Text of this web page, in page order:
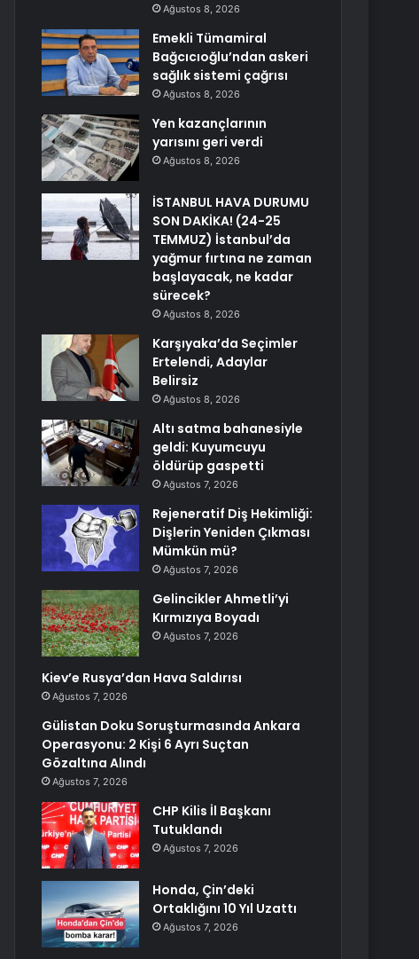
Ağustos 8, 2026
Emekli Tümamiral
Bağcıcıoğlu’ndan askeri
sağlık sistemi çağrısı
Ağustos 8, 2026
Yen kazançlarının
yarısını geri verdi
Ağustos 8, 2026
İSTANBUL HAVA DURUMU
SON DAKİKA! (24-25
TEMMUZ) İstanbul’da
yağmur fırtına ne zaman
başlayacak, ne kadar
sürecek?
Ağustos 8, 2026
Karşıyaka’da Seçimler
Ertelendi, Adaylar
Belirsiz
Ağustos 8, 2026
Altı satma bahanesiyle
geldi: Kuyumcuyu
öldürüp gaspetti
Ağustos 7, 2026
Rejeneratif Diş Hekimliği:
Dişlerin Yeniden Çıkması
Mümkün mü?
Ağustos 7, 2026
Gelincikler Ahmetli’yi
Kırmızıya Boyadı
Ağustos 7, 2026
Kiev’e Rusya’dan Hava Saldırısı
Ağustos 7, 2026
Gülistan Doku Soruşturmasında Ankara
Operasyonu: 2 Kişi 6 Ayrı Suçtan
Gözaltına Alındı
Ağustos 7, 2026
CHP Kilis İl Başkanı
Tutuklandı
Ağustos 7, 2026
Honda, Çin’deki
Ortaklığını 10 Yıl Uzattı
Ağustos 7, 2026